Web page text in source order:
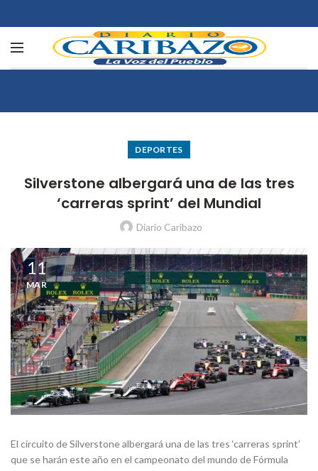
DEPORTES
Silverstone albergará una de las tres
‘carreras sprint’ del Mundial
Diario Caribazo
11
MAR
El circuito de Silverstone albergará una de las tres ‘carreras sprint’
que se harán este año en el campeonato del mundo de Fórmula